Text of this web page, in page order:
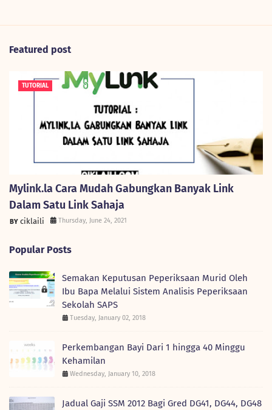
Featured post
TUTORIAL
Mylink.la Cara Mudah Gabungkan Banyak Link
Dalam Satu Link Sahaja
ciklaili Thursday, June 24, 2021
Popular Posts
Semakan Keputusan Peperiksaan Murid Oleh
Ibu Bapa Melalui Sistem Analisis Peperiksaan
Sekolah SAPS
Tuesday, January 02, 2018
Perkembangan Bayi Dari 1 hingga 40 Minggu
Kehamilan
Wednesday, January 10, 2018
Jadual Gaji SSM 2012 Bagi Gred DG41, DG44, DG48